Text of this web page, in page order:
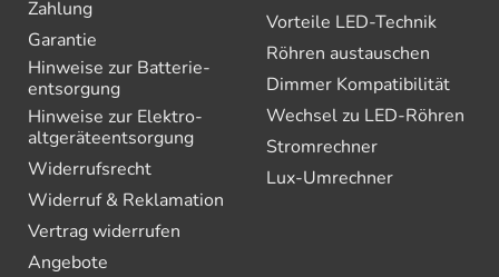
Zahlung
Garantie
Hinweise zur Batterie­
entsorgung
Hinweise zur Elektro­
altgeräte­entsorgung
Widerrufsrecht
Widerruf & Reklamation
Vertrag widerrufen
Angebote
Vorteile LED-Technik
Röhren austauschen
Dimmer Kompatibilität
Wechsel zu LED-Röhren
Stromrechner
Lux-Umrechner